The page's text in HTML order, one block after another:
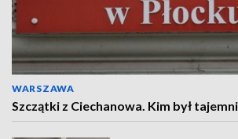
WARSZAWA
Szczątki z Ciechanowa. Kim był